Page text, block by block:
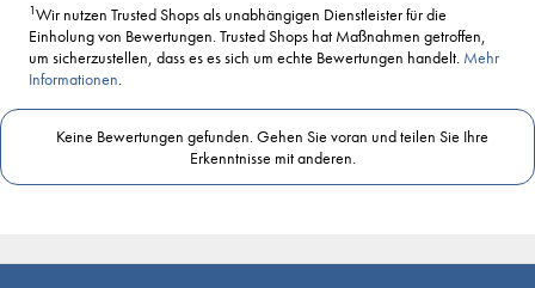
1Wir nutzen Trusted Shops als unabhängigen Dienstleister für die
Einholung von Bewertungen. Trusted Shops hat Maßnahmen getroffen,
um sicherzustellen, dass es es sich um echte Bewertungen handelt. Mehr
Informationen.
Keine Bewertungen gefunden. Gehen Sie voran und teilen Sie Ihre
Erkenntnisse mit anderen.